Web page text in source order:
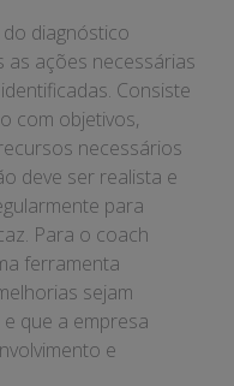
diagnóstico
as ações necessárias
Consiste
com objetivos,
necessários
deve ser realista e
para
Para o coach
ferramenta
sejam
que a empresa
e